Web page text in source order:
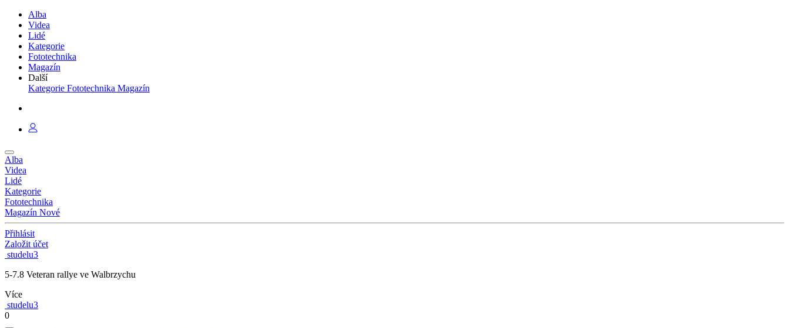
Alba
Videa
Lidé
Kategorie
Fototechnika
Magazín
Další
Kategorie Fototechnika Magazín
Alba
Videa
Lidé
Kategorie
Fototechnika
Magazín Nové
Přihlásit
Založit účet
studelu3
5-7.8 Veteran rallye ve Walbrzychu
Více
studelu3
0